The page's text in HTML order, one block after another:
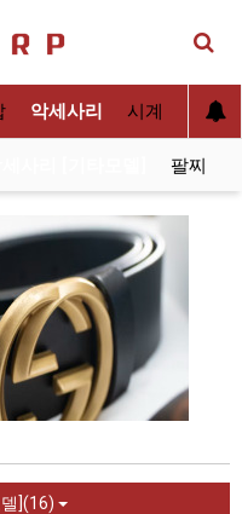
악세사리 시계
팔찌
](16)